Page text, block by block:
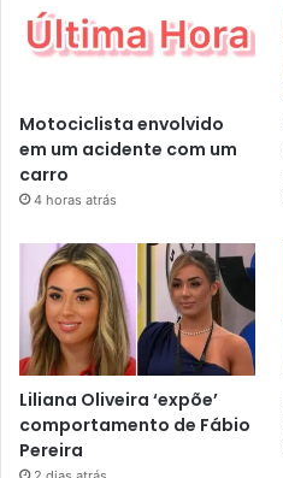
Motociclista envolvido
em um acidente com um
carro
4 horas atrás
Liliana Oliveira ‘expõe’
comportamento de Fábio
Pereira